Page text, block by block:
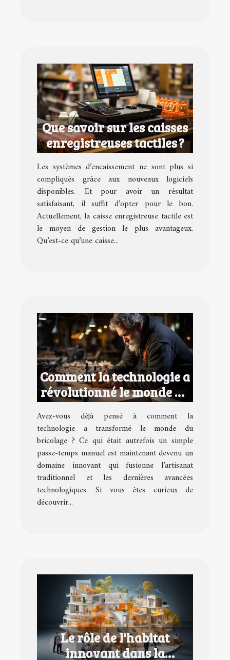
Que savoir sur les caisses
enregistreuses tactiles ?
Les systèmes d’encaissement ne sont plus si
compliqués grâce aux nouveaux logiciels
disponibles. Et pour avoir un résultat
satisfaisant, il suffit d’opter pour le bon.
Actuellement, la caisse enregistreuse tactile est
le moyen de gestion le plus avantageux.
Qu’est-ce qu’une caisse...
Comment la technologie a
révolutionné le monde du
bricolage
Avez-vous déjà pensé à comment la
technologie a transformé le monde du
bricolage ? Ce qui était autrefois un simple
passe-temps manuel est maintenant devenu un
domaine innovant qui fusionne l’artisanat
traditionnel et les dernières avancées
technologiques. Si vous êtes curieux de
découvrir...
Le rôle de l'habitat
innovant dans la